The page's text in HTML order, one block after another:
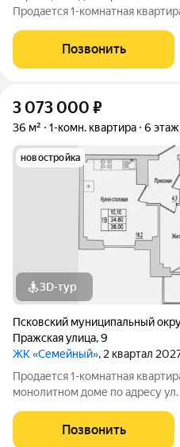
Продается 1-комнатная
Юности, 10 - это
метр работает на
Позвонить
3 073 000 ₽
36 м² 1-комн. квартира 6 этаж
новостройка
3D-тур
Псковский муниципальный
Пражская улица,9
ЖК «Семейный», 2 квартал
Продается 1-комнатная
монолитном доме по адресу ул.
семьи мы всегда выбираем
того, чтобы ваши
Позвонить